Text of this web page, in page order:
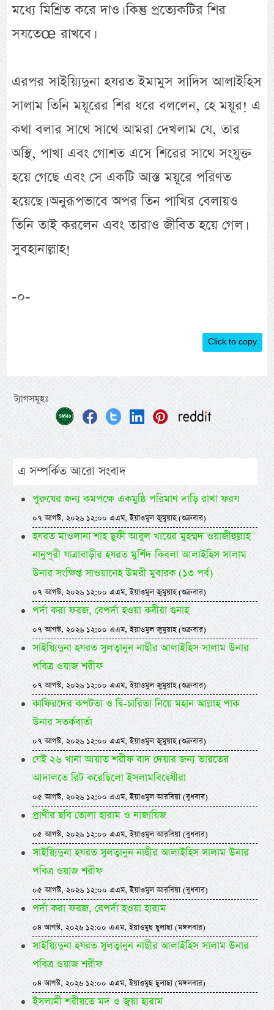
মধ্যে মিশ্রিত করে দাও। কিন্তু প্রত্যেকটির শির
সযতেœ রাখবে।
এরপর সাইয়্যিদুনা হযরত ইমামুস সাদিস আলাইহিস
সালাম তিনি ময়ূরের শির ধরে বললেন, হে ময়ূর! এ
কথা বলার সাথে সাথে আমরা দেখলাম যে, তার
অস্থি, পাখা এবং গোশত এসে শিরের সাথে সংযুক্ত
হয়ে গেছে এবং সে একটি আস্ত ময়ূরে পরিণত
হয়েছে। অনুরূপভাবে অপর তিন পাখির বেলায়ও
তিনি তাই করলেন এবং তারাও জীবিত হয়ে গেল।
সুবহানাল্লাহ!
-০-
Click to copy
ট্যাগসমূহঃ
এ সম্পর্কিত আরো সংবাদ
পুরুষের জন্য কমপক্ষে একমুষ্ঠি পরিমাণ দাড়ি রাখা ফরয
০৭ আগস্ট, ২০২৬ ১২:০০ এএম, ইয়াওমুল জুমুয়াহ (শুক্রবার)
হযরত মাওলানা শাহ ছুফী আবুল খায়ের মুহম্মদ ওয়াজীহুল্লাহ
নানুপূরী যাত্রাবাড়ীর হযরত মুর্শিদ কিবলা আলাইহিস সালাম
উনার সংক্ষিপ্ত সাওয়ানেহ উমরী মুবারক (১৩ পর্ব)
০৭ আগস্ট, ২০২৬ ১২:০০ এএম, ইয়াওমুল জুমুয়াহ (শুক্রবার)
পর্দা করা ফরজ, বেপর্দা হওয়া কবীরা গুনাহ
০৭ আগস্ট, ২০২৬ ১২:০০ এএম, ইয়াওমুল জুমুয়াহ (শুক্রবার)
সাইয়্যিদুনা হযরত সুলত্বানুন নাছীর আলাইহিস সালাম উনার
পবিত্র ওয়াজ শরীফ
০৭ আগস্ট, ২০২৬ ১২:০০ এএম, ইয়াওমুল জুমুয়াহ (শুক্রবার)
কাফিরদের কপটতা ও দ্বি-চারিতা নিয়ে মহান আল্লাহ পাক
উনার সতর্কবার্তা
০৭ আগস্ট, ২০২৬ ১২:০০ এএম, ইয়াওমুল জুমুয়াহ (শুক্রবার)
যেই ২৬ খানা আয়াত শরীফ বাদ দেয়ার জন্য ভারতের
আদালতে রিট করেছিলো ইসলামবিদ্বেষীরা
০৫ আগস্ট, ২০২৬ ১২:০০ এএম, ইয়াওমুল আরবিয়া (বুধবার)
প্রাণীর ছবি তোলা হারাম ও নাজায়িজ
০৫ আগস্ট, ২০২৬ ১২:০০ এএম, ইয়াওমুল আরবিয়া (বুধবার)
সাইয়্যিদুনা হযরত সুলত্বানুন নাছীর আলাইহিস সালাম উনার
পবিত্র ওয়াজ শরীফ
০৫ আগস্ট, ২০২৬ ১২:০০ এএম, ইয়াওমুল আরবিয়া (বুধবার)
পর্দা করা ফরজ, বেপর্দা হওয়া হারাম
০৪ আগস্ট, ২০২৬ ১২:০০ এএম, ইয়াওমুছ ছুলাছা (মঙ্গলবার)
সাইয়্যিদুনা হযরত সুলত্বানুন নাছীর আলাইহিস সালাম উনার
পবিত্র ওয়াজ শরীফ
০৪ আগস্ট, ২০২৬ ১২:০০ এএম, ইয়াওমুছ ছুলাছা (মঙ্গলবার)
ইসলামী শরীয়তে মদ ও জুয়া হারাম